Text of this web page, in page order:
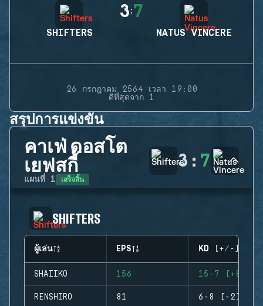
SHIFTERS
3:7
NATUS VINCERE
26 กรกฎาคม 2564 เวลา 19:00
ดีที่สุดจาก 1
สรุปการแข่งขัน
คาเฟ่ ดอสโต
เยฟสกี้
แผนที่ 1 เสร็จสิ้น
3 : 7
SHIFTERS
ผู้เล่น EPS KD (+/-)
SHAIIKO 156 15-7 (+8)
RENSHIRO 81 6-8 (-2)